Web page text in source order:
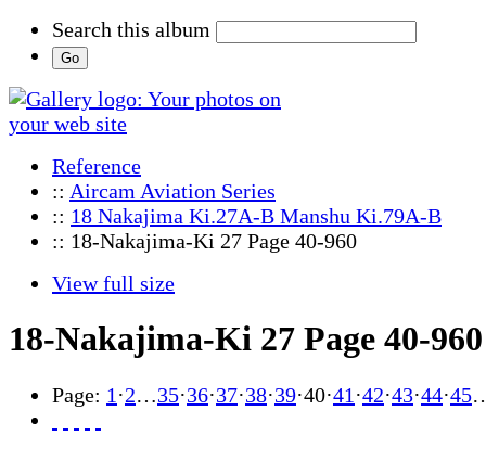
Search this album
Reference
:: Aircam Aviation Series
:: 18 Nakajima Ki.27A-B Manshu Ki.79A-B
:: 18-Nakajima-Ki 27 Page 40-960
View full size
18-Nakajima-Ki 27 Page 40-960
Page: 1 ·2…35·36·37·38·39·40·41 ·42·43·44·45